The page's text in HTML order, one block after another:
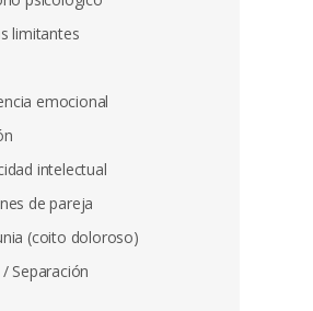
limitantes
emocional
intelectual
de pareja
(coito doloroso)
Separación